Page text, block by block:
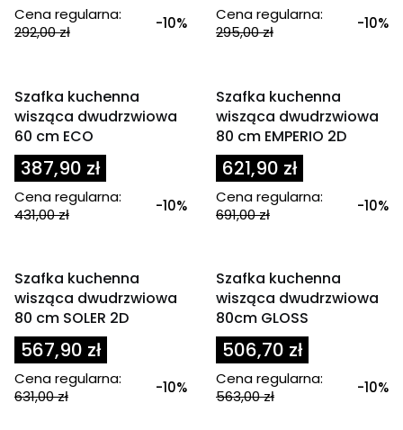
Cena regularna:
292,00 zł
-10%
Cena regularna:
295,00 zł
-10%
Szafka kuchenna
wisząca dwudrzwiowa
60 cm ECO
387,90 zł
Cena regularna:
431,00 zł
-10%
Szafka kuchenna
wisząca dwudrzwiowa
80 cm EMPERIO 2D
621,90 zł
Cena regularna:
691,00 zł
-10%
Szafka kuchenna
wisząca dwudrzwiowa
80 cm SOLER 2D
567,90 zł
Cena regularna:
631,00 zł
-10%
Szafka kuchenna
wisząca dwudrzwiowa
80cm GLOSS
506,70 zł
Cena regularna:
563,00 zł
-10%